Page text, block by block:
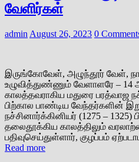
வேளிர்கள்
admin August 26, 2023 0
இருங்கோவேள், அழுந்தூர் வேள்,
உழுவித்துண்ணும் வேளாளரே –
காலத்தவராகிய மதுரை பரத்வாஜ
பிற்கால பாண்டிய வேந்தர்களின்
நச்சினார்க்கினியர் (1275 –
தலைதூக்கிய காலத்திலும்
பதிவுசெய்துள்ளார், குழப்பம்
Read more